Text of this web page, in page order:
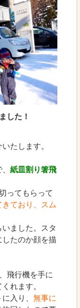
した！
たします。
紙皿割り箸飛
ってもらって
ており、スム
ました。スタ
たのか顔を描
飛行機を手に
れます。
入り、 無事に